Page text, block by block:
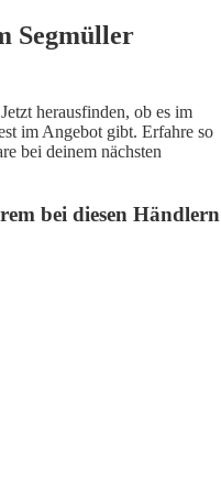
Segmüller
herausfinden, ob es im
im Angebot gibt. Erfahre so
bei deinem nächsten
bei diesen Händlern